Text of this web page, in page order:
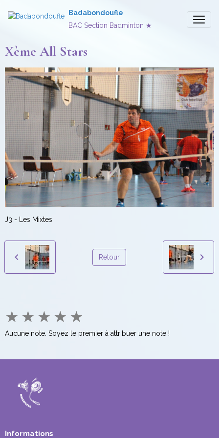
Badabondoufle
BAC Section Badminton ★
Xème All Stars
J3 - Les Mixtes
Retour
★ ★ ★ ★ ★
Aucune note. Soyez le premier à attribuer une note !
Informations